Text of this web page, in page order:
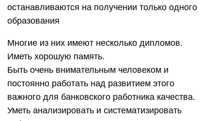
останавливаются на получении только одного
образования
Многие из них имеют несколько дипломов.
Иметь хорошую память.
Быть очень внимательным человеком и
постоянно работать над развитием этого
важного для банковского работника качества.
Уметь анализировать и систематизировать